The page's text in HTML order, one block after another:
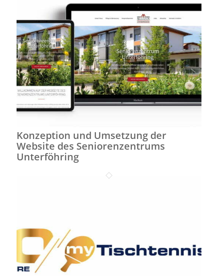
Konzeption und Umsetzung der
Website des Seniorenzentrums
Unterföhring